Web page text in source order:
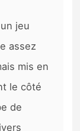
jeu
assez
mis en
le côté
de